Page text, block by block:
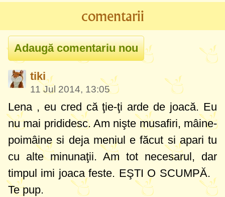
comentarii
tiki
11 Jul 2014, 13:05
Lena , eu cred că ţie-ţi arde de joacă. Eu
nu mai prididesc. Am nişte musafiri, mâine-
poimâine si deja meniul e făcut si apari tu
cu alte minunaţii. Am tot necesarul, dar
timpul imi joaca feste. EŞTI O SCUMPĂ.
Te pup.